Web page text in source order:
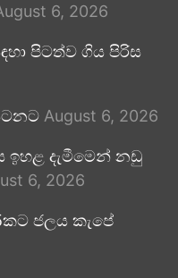
6, 2026
පිටත්ව ගිය පිරිස
August 6, 2026
ඉහළ දැමීමෙන් නඩු
6, 2026
ජලය කැපේ